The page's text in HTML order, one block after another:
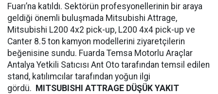
Fuarı’na katıldı. Sektörün profesyonellerinin bir araya
geldiği önemli buluşmada Mitsubishi Attrage,
Mitsubishi L200 4x2 pick-up, L200 4x4 pick-up ve
Canter 8.5 ton kamyon modellerini ziyaretçilerin
beğenisine sundu. Fuarda Temsa Motorlu Araçlar
Antalya Yetkili Satıcısı Ant Oto tarafından temsil edilen
stand, katılımcılar tarafından yoğun ilgi
gördü. MITSUBISHI ATTRAGE DÜŞÜK YAKIT